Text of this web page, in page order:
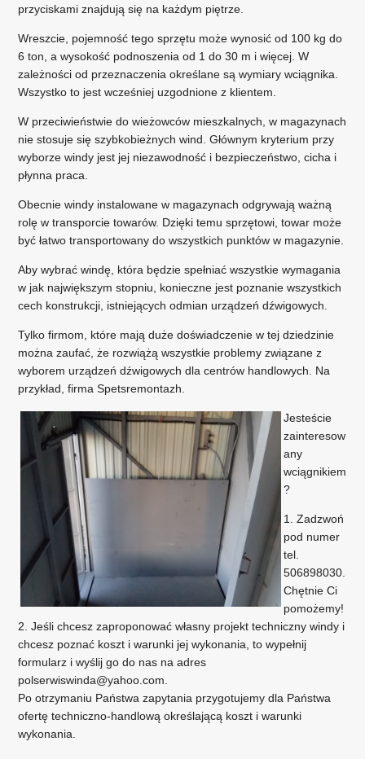
przyciskami znajdują się na każdym piętrze.
Wreszcie, pojemność tego sprzętu może wynosić od 100 kg do
6 ton, a wysokość podnoszenia od 1 do 30 m i więcej. W
zależności od przeznaczenia określane są wymiary wciągnika.
Wszystko to jest wcześniej uzgodnione z klientem.
W przeciwieństwie do wieżowców mieszkalnych, w magazynach
nie stosuje się szybkobieżnych wind. Głównym kryterium przy
wyborze windy jest jej niezawodność i bezpieczeństwo, cicha i
płynna praca.
Obecnie windy instalowane w magazynach odgrywają ważną
rolę w transporcie towarów. Dzięki temu sprzętowi, towar może
być łatwo transportowany do wszystkich punktów w magazynie.
Aby wybrać windę, która będzie spełniać wszystkie wymagania
w jak największym stopniu, konieczne jest poznanie wszystkich
cech konstrukcji, istniejących odmian urządzeń dźwigowych.
Tylko firmom, które mają duże doświadczenie w tej dziedzinie
można zaufać, że rozwiążą wszystkie problemy związane z
wyborem urządzeń dźwigowych dla centrów handlowych. Na
przykład, firma Spetsremontazh.
Jesteście
zainteresow
any
wciągnikiem
?
1. Zadzwoń
pod numer
tel.
506898030.
Chętnie Ci
pomożemy!
2. Jeśli chcesz zaproponować własny projekt techniczny windy i
chcesz poznać koszt i warunki jej wykonania, to wypełnij
formularz i wyślij go do nas na adres
polserwiswinda@yahoo.com.
Po otrzymaniu Państwa zapytania przygotujemy dla Państwa
ofertę techniczno-handlową określającą koszt i warunki
wykonania.